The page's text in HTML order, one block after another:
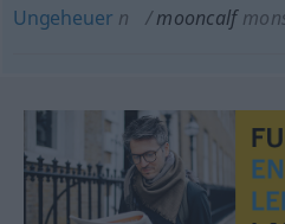
Ungeheuer n mooncalf